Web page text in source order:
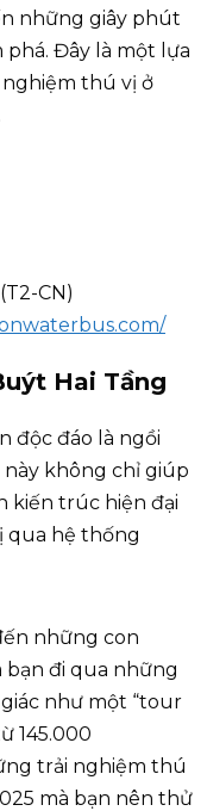
những giây phút
Đây là một lựa
thú vị ở
CN)
Hai Tầng
độc đáo là ngồi
không chỉ giúp
kiến trúc hiện đại
qua hệ thống
những con
bạn đi qua những
như một “tour
145.000
trải nghiệm thú
mà bạn nên thử